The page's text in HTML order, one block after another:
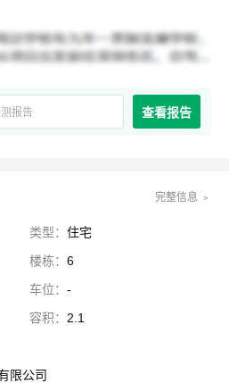
查看报告
完整信息 ﹥
类型： 住宅
楼栋： 6
车位： -
容积： 2.1
限公司